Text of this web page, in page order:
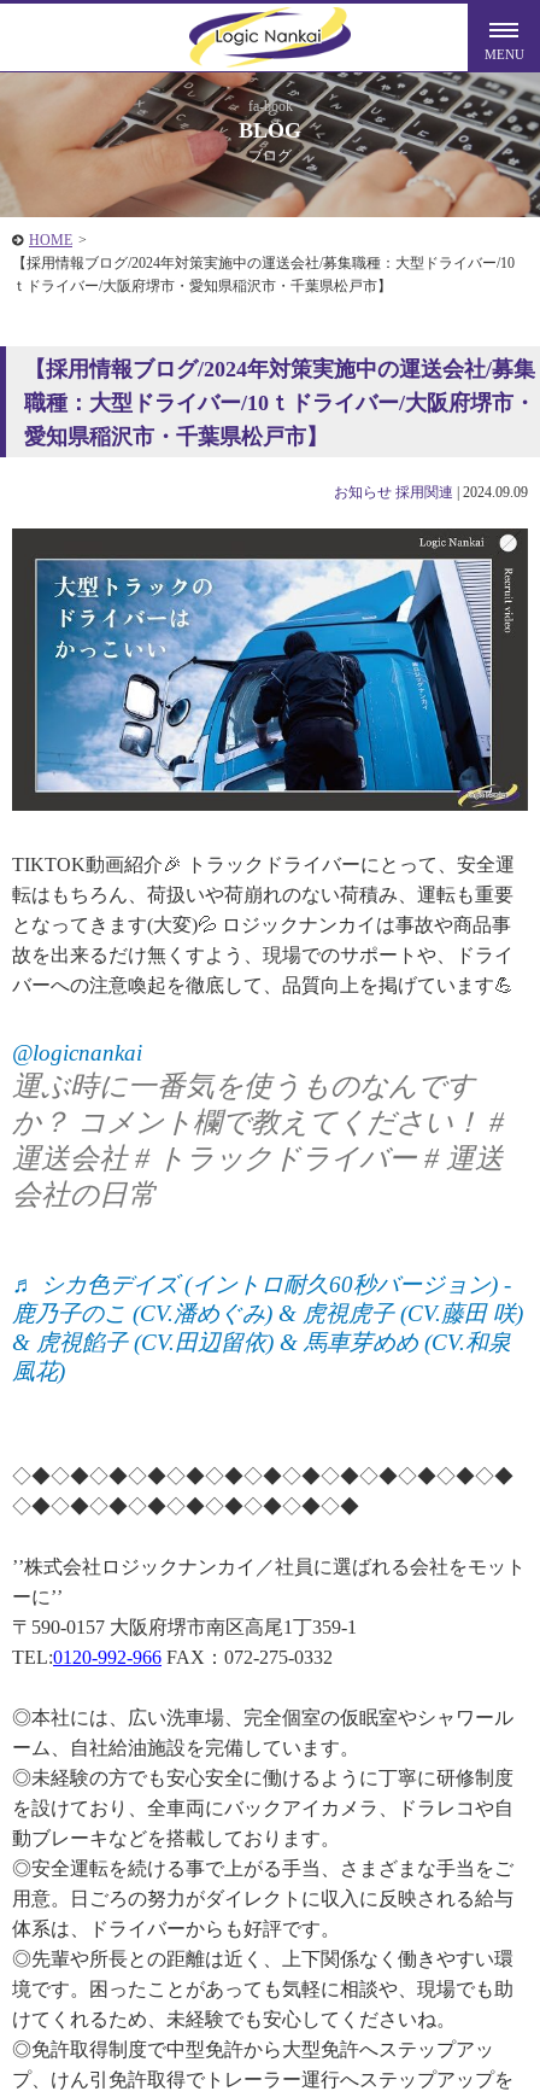
fa-book
BLOG
ブログ
HOME >
【採用情報ブログ/2024年対策実施中の運送会社/募集職種：大型ドライバー/10
ｔドライバー/大阪府堺市・愛知県稲沢市・千葉県松戸市】
【採用情報ブログ/2024年対策実施中の運送会社/募集
職種：大型ドライバー/10ｔドライバー/大阪府堺市・
愛知県稲沢市・千葉県松戸市】
お知らせ 採用関連 2024.09.09
TIKTOK動画紹介🎉 トラックドライバーにとって、安全運
転はもちろん、荷扱いや荷崩れのない荷積み、運転も重要
となってきます(大変)💦 ロジックナンカイは事故や商品事
故を出来るだけ無くすよう、現場でのサポートや、ドライ
バーへの注意喚起を徹底して、品質向上を掲げています💪
@logicnankai
運ぶ時に一番気を使うものなんです
か？ コメント欄で教えてください！ #
運送会社 # トラックドライバー # 運送
会社の日常
♬ シカ色デイズ (イントロ耐久60秒バージョン) -
鹿乃子のこ (CV.潘めぐみ) & 虎視虎子 (CV.藤田 咲)
& 虎視餡子 (CV.田辺留依) & 馬車芽めめ (CV.和泉
風花)
◇◆◇◆◇◆◇◆◇◆◇◆◇◆◇◆◇◆◇◆◇◆◇◆◇◆
◇◆◇◆◇◆◇◆◇◆◇◆◇◆◇◆◇◆
’’株式会社ロジックナンカイ／社員に選ばれる会社をモット
ーに’’
〒590-0157 大阪府堺市南区高尾1丁359-1
TEL:0120-992-966 FAX：072-275-0332
◎本社には、広い洗車場、完全個室の仮眠室やシャワール
ーム、自社給油施設を完備しています。
◎未経験の方でも安心安全に働けるように丁寧に研修制度
を設けており、全車両にバックアイカメラ、ドラレコや自
動ブレーキなどを搭載しております。
◎安全運転を続ける事で上がる手当、さまざまな手当をご
用意。日ごろの努力がダイレクトに収入に反映される給与
体系は、ドライバーからも好評です。
◎先輩や所長との距離は近く、上下関係なく働きやすい環
境です。困ったことがあっても気軽に相談や、現場でも助
けてくれるため、未経験でも安心してくださいね。
◎免許取得制度で中型免許から大型免許へステップアッ
プ、けん引免許取得でトレーラー運行へステップアップを